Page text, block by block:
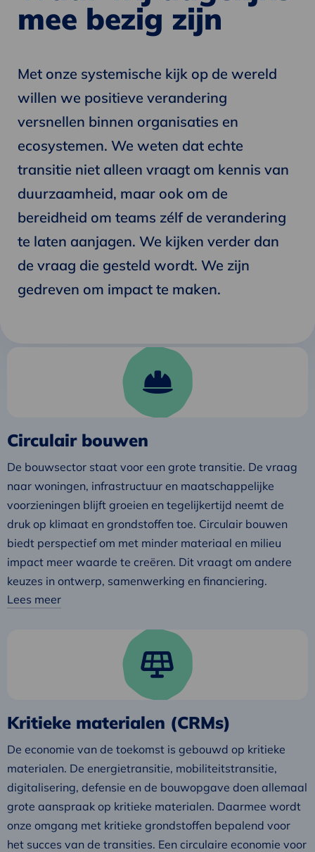
mee bezig zijn
Met onze systemische kijk op de wereld
willen we positieve verandering
versnellen binnen organisaties en
ecosystemen. We weten dat echte
transitie niet alleen vraagt om kennis van
duurzaamheid, maar ook om de
bereidheid om teams zélf de verandering
te laten aanjagen. We kijken verder dan
de vraag die gesteld wordt. We zijn
gedreven om impact te maken.
Circulair bouwen
De bouwsector staat voor een grote transitie. De vraag
naar woningen, infrastructuur en maatschappelijke
voorzieningen blijft groeien en tegelijkertijd neemt de
druk op klimaat en grondstoffen toe. Circulair bouwen
biedt perspectief om met minder materiaal en milieu
impact meer waarde te creëren. Dit vraagt om andere
keuzes in ontwerp, samenwerking en financiering.
Lees meer
Kritieke materialen (CRMs)
De economie van de toekomst is gebouwd op kritieke
materialen. De energietransitie, mobiliteitstransitie,
digitalisering, defensie en de bouwopgave doen allemaal
grote aanspraak op kritieke materialen. Daarmee wordt
onze omgang met kritieke grondstoffen bepalend voor
het succes van de transities. Een circulaire economie voor
(CRMs)